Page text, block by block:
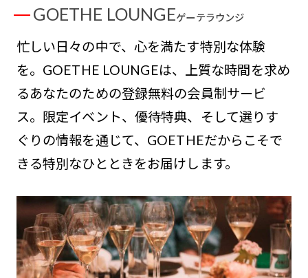
GOETHE LOUNGEゲーテラウンジ
忙しい日々の中で、心を満たす特別な体験
を。GOETHE LOUNGEは、上質な時間を求め
るあなたのための登録無料の会員制サービ
ス。限定イベント、優待特典、そして選りす
ぐりの情報を通じて、GOETHEだからこそで
きる特別なひとときをお届けします。